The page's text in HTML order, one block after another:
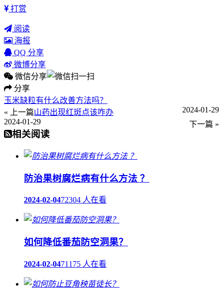
打赏
阅读
海报
QQ 分享
微博分享
微信分享
分享
玉米缺粒有什么改善方法吗？
« 上一篇
2024-01-29
山药出现红斑点该咋办
下一篇 »
2024-01-29
相关阅读
防治果树腐烂病有什么方法 ？
2024-02-0472304 人在看
如何降低番茄防空洞果？
2024-02-0471175 人在看